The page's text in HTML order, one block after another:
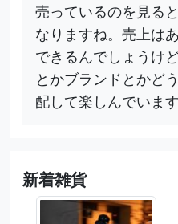
売っているのを見る
なりますね。売上は
できるんでしょうけ
とかブランドとかど
配して楽しんでいます
新着雑貨